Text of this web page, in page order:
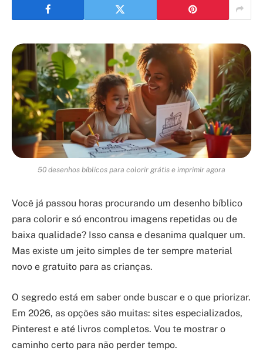
50 desenhos bíblicos para colorir grátis e imprimir agora
Você já passou horas procurando um desenho bíblico
para colorir e só encontrou imagens repetidas ou de
baixa qualidade? Isso cansa e desanima qualquer um.
Mas existe um jeito simples de ter sempre material
novo e gratuito para as crianças.
O segredo está em saber onde buscar e o que priorizar.
Em 2026, as opções são muitas: sites especializados,
Pinterest e até livros completos. Vou te mostrar o
caminho certo para não perder tempo.